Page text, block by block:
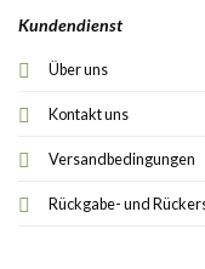
Kundendienst
Über uns
Kontakt uns
Versandbedingungen
Rückgabe- und